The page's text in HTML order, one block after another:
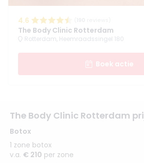
4.6
The Body Clinic Rotterdam
Rotterdam, Heemraadssingel 180
Boek actie
The Body Clinic Rotterdam
Botox
1 zone botox
v.a. € 210 per zone